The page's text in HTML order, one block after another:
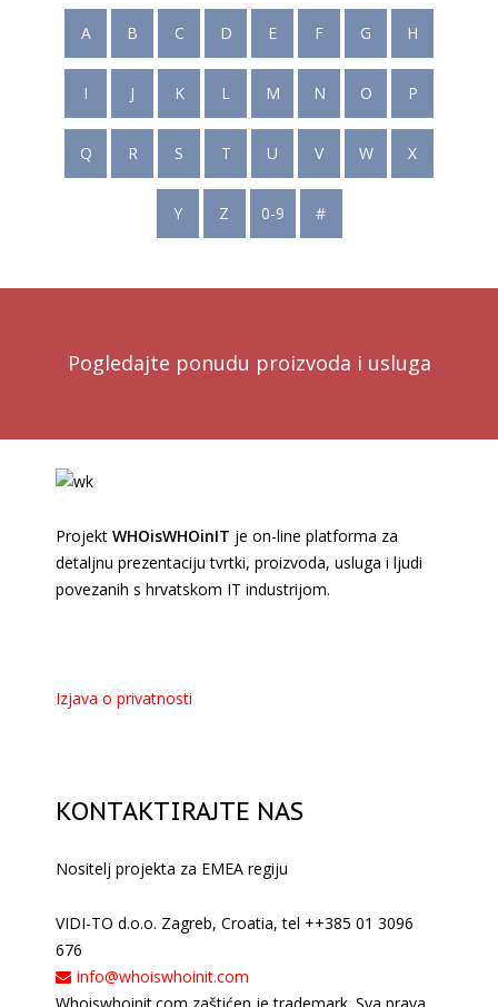
A B C D E F G H
I J K L M N O P
Q R S T U V W X
Y Z 0-9 #
Pogledajte ponudu proizvoda i usluga
Projekt WHOisWHOinIT je on-line platforma za
detaljnu prezentaciju tvrtki, proizvoda, usluga i ljudi
povezanih s hrvatskom IT industrijom.
Izjava o privatnosti
KONTAKTIRAJTE NAS
Nositelj projekta za EMEA regiju
VIDI-TO d.o.o. Zagreb, Croatia, tel ++385 01 3096
676
info@whoiswhoinit.com